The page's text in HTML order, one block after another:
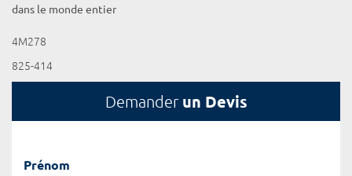
dans le monde entier
4M278
825-414
Demander un Devis
Prénom